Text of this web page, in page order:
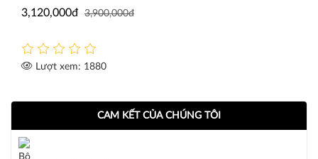
3,120,000đ 3,900,000đ
Lượt xem: 1880
CAM KẾT CỦA CHÚNG TÔI